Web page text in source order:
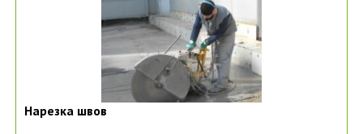
Нарезка швов